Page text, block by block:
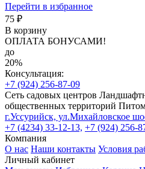
Перейти в избранное
75 ₽
В корзину
ОПЛАТА БОНУСАМИ!
до
20%
Консультация:
+7 (924) 256-87-09
Сеть садовых центров
общественных территорий
г.Уссурийск, ул.Михайловское
+7 (4234) 33-12-13, +7 (924) 256-
Компания
О нас Наши контакты Условия
Личный кабинет